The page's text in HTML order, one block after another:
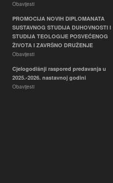
Obavijesti
PROMOCIJA NOVIH DIPLOMANATA
SUSTAVNOG STUDIJA DUHOVNOSTI I
STUDIJA TEOLOGIJE POSVEĆENOG
ŽIVOTA I ZAVRŠNO DRUŽENJE
Obavijesti
Cjelogodišnji raspored predavanja u
2025.-2026. nastavnoj godini
Obavijesti